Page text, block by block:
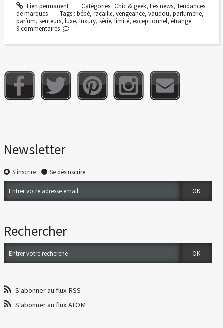
Lien permanent Catégories : Chic & geek, Les news, Tendances
de marques
Tags :bébé,racaille,vengeance,vaudou,parfumerie,
parfum, senteurs, luxe, luxury, série, limité, exceptionnel, étrange
9 commentaires
Newsletter
S'inscrire Se désinscrire
Rechercher
S'abonner au flux RSS
S'abonner au flux ATOM